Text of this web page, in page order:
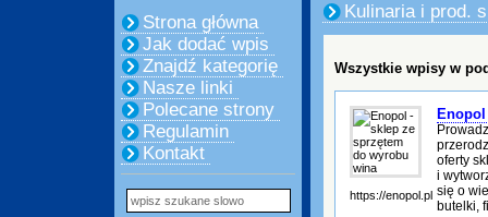
Strona główna
Jak dodać wpis
Znajdź kategorię
Nasze linki
Polecane strony
Regulamin
Kontakt
Kulinaria i prod.
Wszystkie wpisy w
https://enopol.pl
oferty
i
się o
butelki,